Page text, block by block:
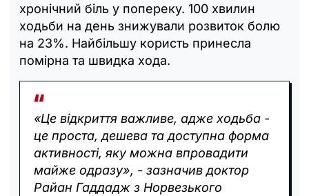
хронічний біль у попереку. 100 хвилин
ходьби на день знижували розвиток болю
на 23%. Найбільшу користь принесла
помірна та швидка хода.
«Це відкриття важливе, адже ходьба -
це проста, дешева та доступна форма
активності, яку можна впровадити
майже одразу», - зазначив доктор
Райан Гаддадж з Норвезького